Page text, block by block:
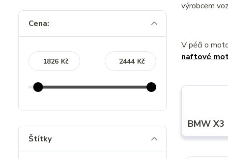
výrobcem
V péči o
naftové
BMW X3
Cena:
Kč Kč
Štítky